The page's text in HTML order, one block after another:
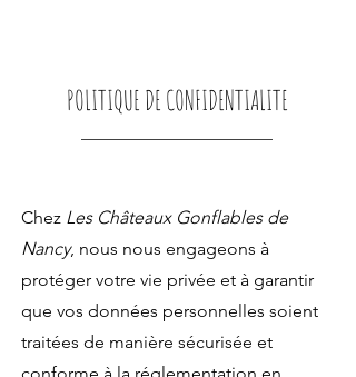
POLITIQUE DE CONFIDENTIALITE
Chez Les Châteaux Gonflables de
Nancy, nous nous engageons à
protéger votre vie privée et à garantir
que vos données personnelles soient
traitées de manière sécurisée et